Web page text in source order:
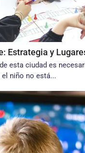
Estrategia y
esta ciudad es
niño no está...